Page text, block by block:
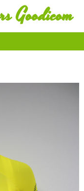
Goodicom